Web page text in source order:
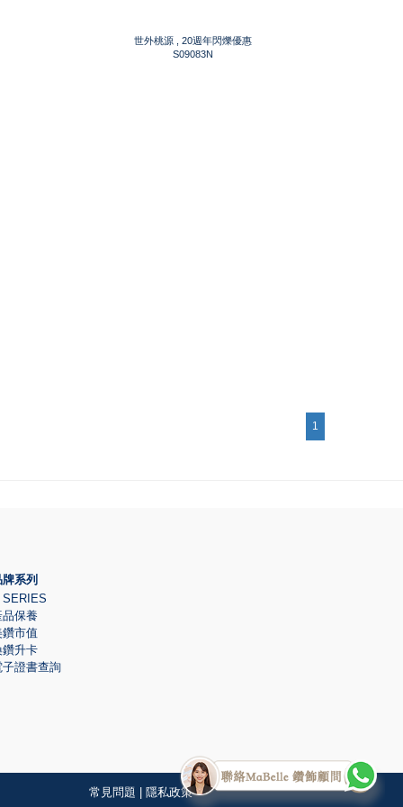
世外桃源 , 20週年閃爍優惠
S09083N
1
系列
SERIES
品保養
鑽市值
鑽升卡
子證書查詢
常見問題 隱私政策